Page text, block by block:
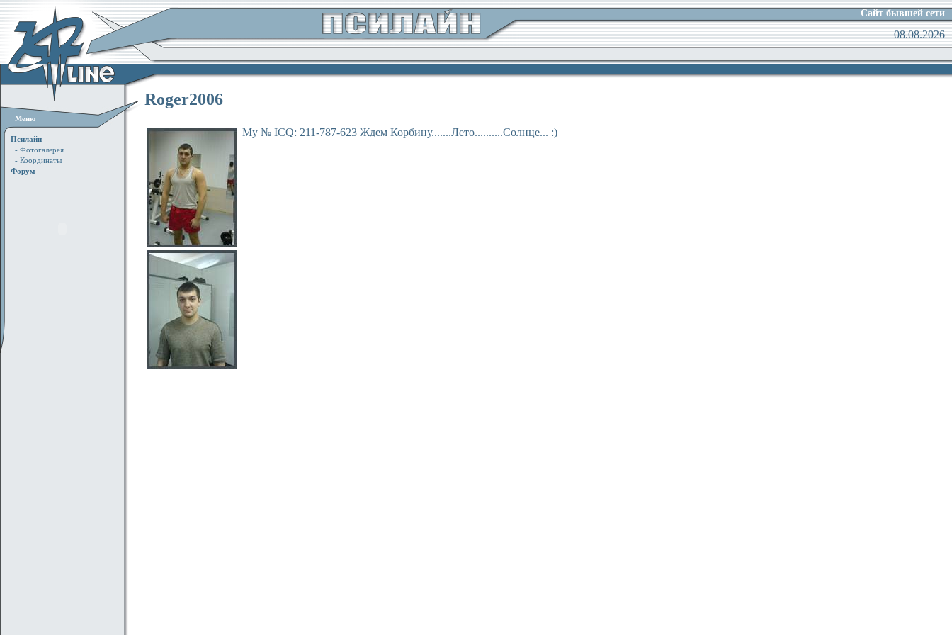
Сайт бывшей сети
08.08.2026
Меню
Псилайн
- Фотогалерея
- Координаты
Форум
Roger2006
My № ICQ: 211-787-623 Ждем Корбину.......Лето..........Солнце... :)